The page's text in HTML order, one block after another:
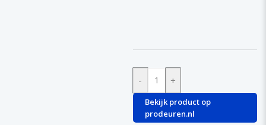
- +
Bekijk product op
prodeuren.nl